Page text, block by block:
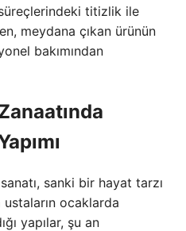
süreçlerindeki titizlik ile
meydana çıkan ürünün
bakımından
sanki bir hayat tarzı
ustaların ocaklarda
yapılar, şu an